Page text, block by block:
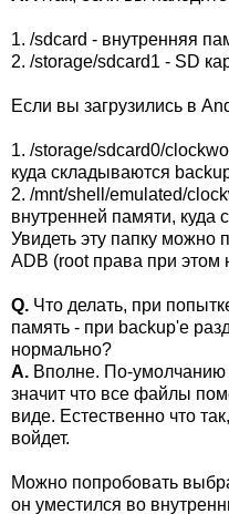
1. /sdcard - внутренняя
2. /storage/sdcard1 - SD
Если вы загрузились в
1. /storage/sdcard0/
куда складываются
2. /mnt/shell/emulated/
внутренней памяти, куда
Увидеть эту папку можно
ADB (root права при этом
Q. Что делать, при
память - при backup'е
нормально?
A. Вполне. По-умолчанию
значит что все файлы
виде. Естественно что
войдет.
Можно попробовать
он уместился во